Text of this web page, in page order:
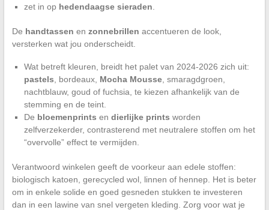
zet in op hedendaagse sieraden
De handtassen en zonnebrillen accentueren de look,
versterken wat jou onderscheidt.
Wat betreft kleuren, breidt het palet van 2024-2026 zich uit:
pastels , bordeaux, Mocha Mousse, smaragdgroen,
nachtblauw, goud of fuchsia, te kiezen afhankelijk van de
stemming en de teint.
De bloemenprints en dierlijke prints worden
zelfverzekerder, contrasterend met neutralere stoffen om het
“overvolle” effect te vermijden.
Verantwoord winkelen geeft de voorkeur aan edele stoffen:
biologisch katoen, gerecycled wol, linnen of hennep. Het is beter
om in enkele solide en goed gesneden stukken te investeren
dan in een lawine van snel vergeten kleding. Zorg voor wat je